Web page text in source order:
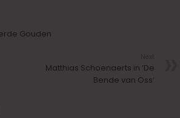
Gouden
Matthias Schoenaerts in ‘De
Bende van Oss’